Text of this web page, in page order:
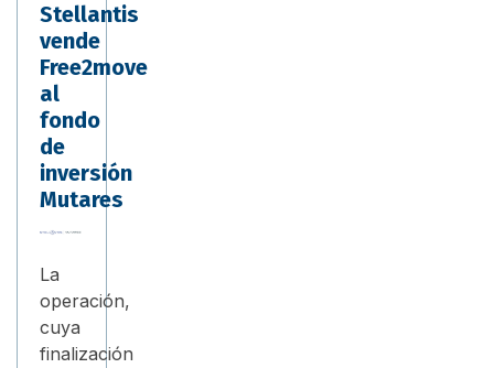
Stellantis
vende
Free2move
al
fondo
de
inversión
Mutares
La
operación,
cuya
finalización